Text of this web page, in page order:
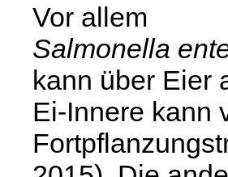
Vor allem
Salmonella
kann über Eier
Ei-Innere kann